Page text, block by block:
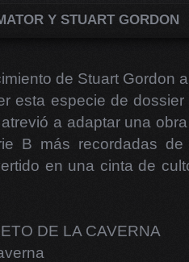
Y STUART GORDON
de Stuart Gordon
esta especie de
a adaptar una
B más recordadas
en una cinta de
DE LA CAVERNA